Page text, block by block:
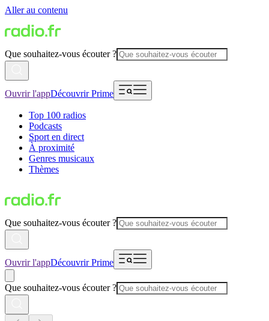
Aller au contenu
Que souhaitez-vous écouter ?
Ouvrir l'appDécouvrir Prime
Top 100 radios
Podcasts
Sport en direct
À proximité
Genres musicaux
Thèmes
Que souhaitez-vous écouter ?
Ouvrir l'appDécouvrir Prime
Que souhaitez-vous écouter ?